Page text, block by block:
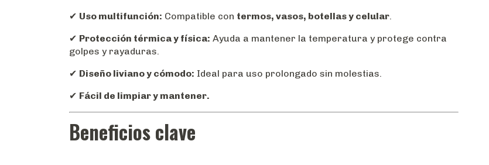
✔ Uso multifunción: Compatible con termos, vasos, botellas y celular
✔ Protección térmica y física: Ayuda a mantener la temperatura y protege contra
golpes y rayaduras.
✔ Diseño liviano y cómodo: Ideal para uso prolongado sin molestias.
✔ Fácil de limpiar y mantener.
Beneficios clave